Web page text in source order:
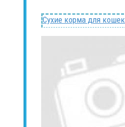
Сухие корма для кошек